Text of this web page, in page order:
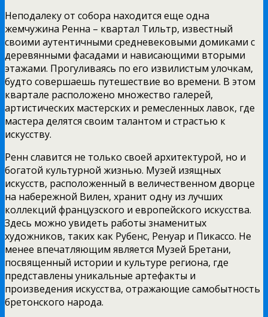
Неподалеку от собора находится еще одна
жемчужина Ренна – квартал Тильтр, известный
своими аутентичными средневековыми домиками с
деревянными фасадами и нависающими вторыми
этажами. Прогуливаясь по его извилистым улочкам,
будто совершаешь путешествие во времени. В этом
квартале расположено множество галерей,
артистических мастерских и ремесленных лавок, где
мастера делятся своим талантом и страстью к
искусству.
Ренн славится не только своей архитектурой, но и
богатой культурной жизнью. Музей изящных
искусств, расположенный в величественном дворце
на набережной Вилен, хранит одну из лучших
коллекций французского и европейского искусства.
Здесь можно увидеть работы знаменитых
художников, таких как Рубенс, Ренуар и Пикассо. Не
менее впечатляющим является Музей Бретани,
посвященный истории и культуре региона, где
представлены уникальные артефакты и
произведения искусства, отражающие самобытность
бретонского народа.